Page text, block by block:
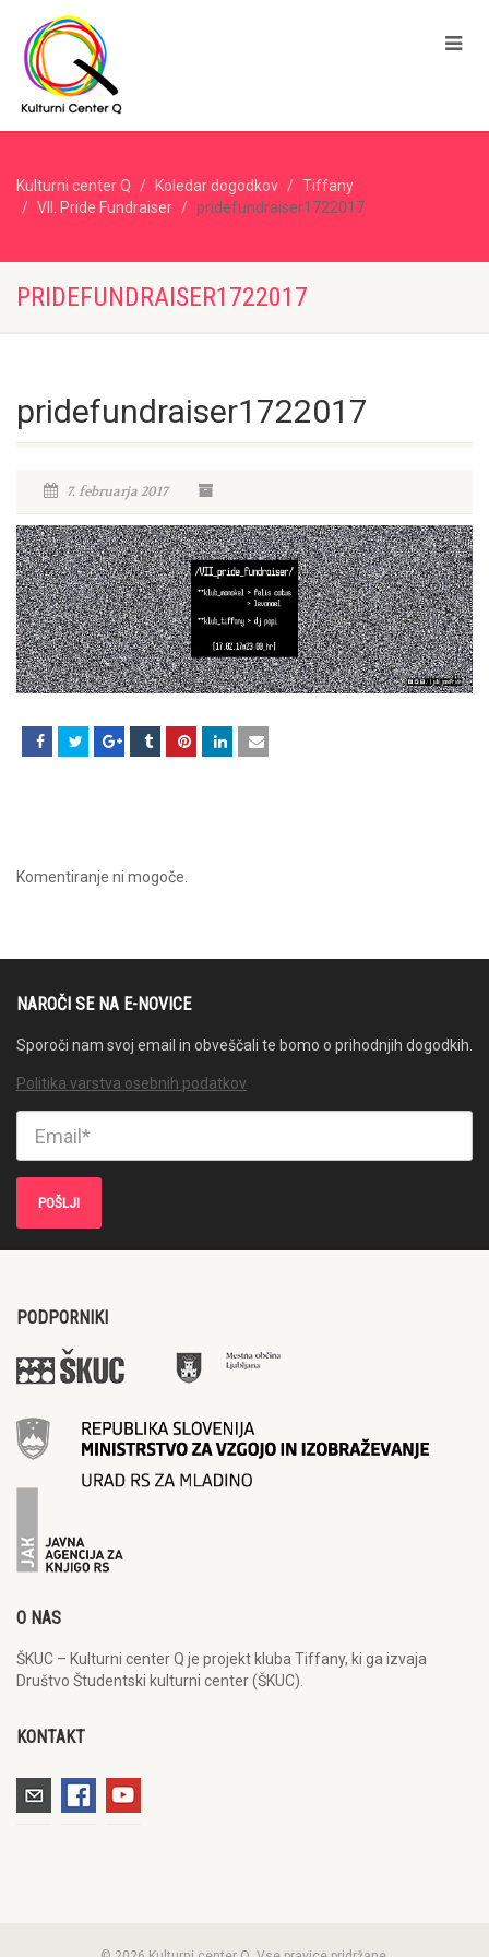
Kulturni center Q Koledar dogodkov
Tiffany
VII. Pride Fundraiser
pridefundraiser1722017
PRIDEFUNDRAISER1722017
pridefundraiser1722017
7. februarja 2017
Komentiranje ni mogoče.
NAROČI SE NA E-NOVICE
Sporoči nam svoj email in obveščali te bomo o prihodnjih dogodkih.
Politika varstva osebnih podatkov
PODPORNIKI
O NAS
ŠKUC – Kulturni center Q je projekt kluba Tiffany, ki ga izvaja
Društvo Študentski kulturni center (ŠKUC).
KONTAKT